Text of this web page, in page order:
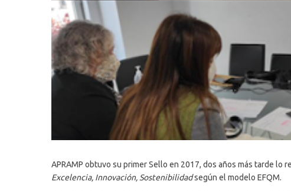
APRAMP obtuvo su primer Sello en 2017, dos años más tarde
Excelencia, Innovación, Sostenibilidadsegún el modelo EFQM.